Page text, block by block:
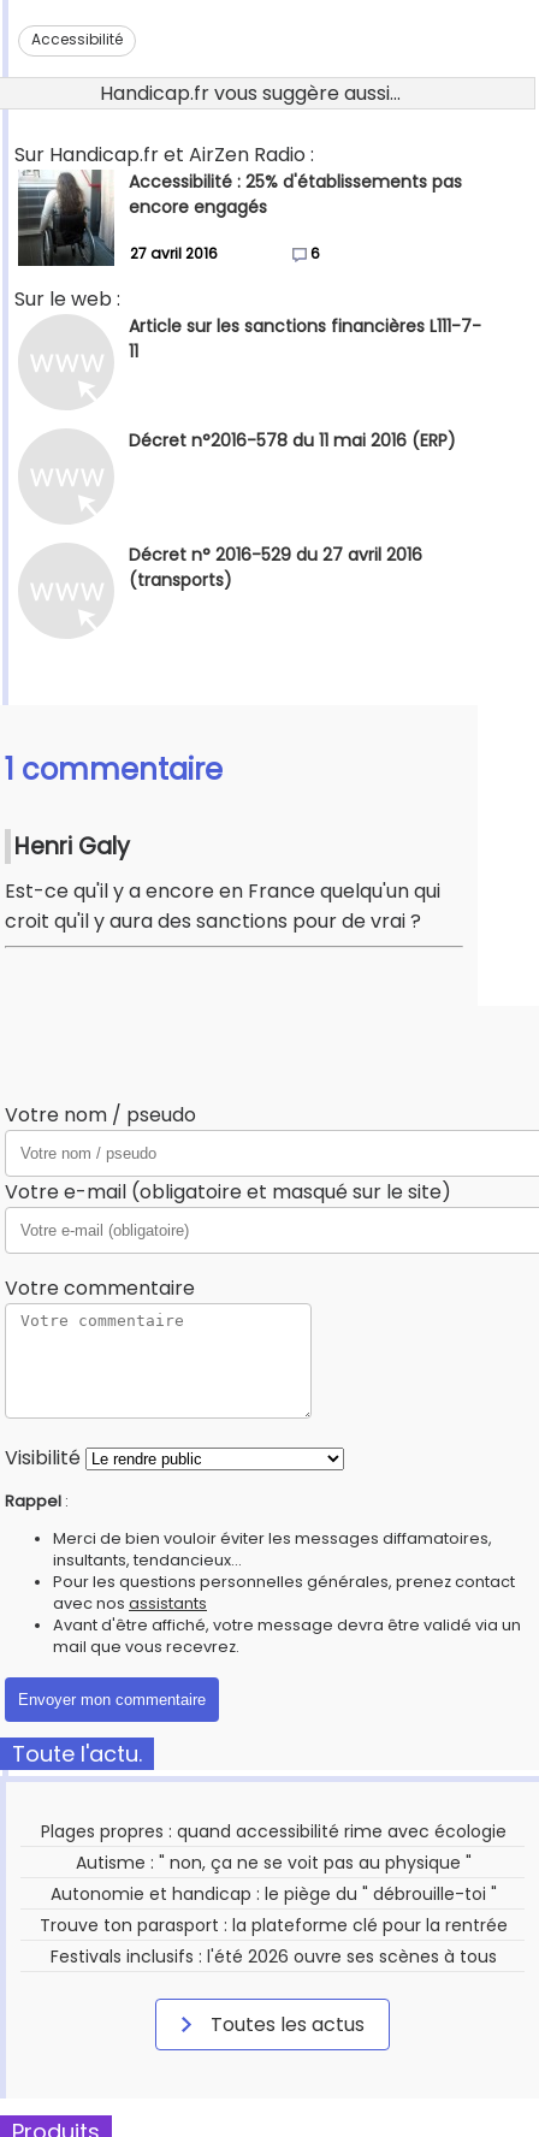
Accessibilité
Handicap.fr vous suggère aussi...
Sur Handicap.fr et AirZen Radio :
Accessibilité : 25% d'établissements pas
encore engagés
27 avril 2016 6
Sur le web :
Article sur les sanctions financières L111-7-
11
Décret n°2016-578 du 11 mai 2016 (ERP)
Décret n° 2016-529 du 27 avril 2016
(transports)
1 commentaire
Henri Galy
Est-ce qu'il y a encore en France quelqu'un qui
croit qu'il y aura des sanctions pour de vrai ?
Votre nom / pseudo
Votre e-mail (obligatoire et masqué sur le site)
Votre commentaire
Visibilité
Rappel :
Merci de bien vouloir éviter les messages diffamatoires,
insultants, tendancieux...
Pour les questions personnelles générales, prenez contact
avec nos assistants
Avant d'être affiché, votre message devra être validé via un
mail que vous recevrez.
Toute l'actu.
Plages propres : quand accessibilité rime avec écologie
Autisme : " non, ça ne se voit pas au physique "
Autonomie et handicap : le piège du " débrouille-toi "
Trouve ton parasport : la plateforme clé pour la rentrée
Festivals inclusifs : l'été 2026 ouvre ses scènes à tous
Toutes les actus